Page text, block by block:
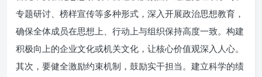
专题研讨、榜样宣传等多种形式，深入开展政治思想教育，
确保全体成员在思想上、行动上与组织保持高度一致。构建
积极向上的企业文化或机关文化，让核心价值观深入人心。
其次，要健全激励约束机制，鼓励实干担当。建立科学的绩